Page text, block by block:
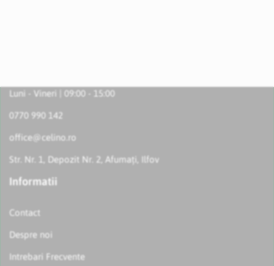
Luni - Vineri | 09:00 - 15:00
0770 990 142
office@celino.ro
Str. Nr. 1, Depozit Nr. 2, Afumați, Ilfov
Informatii
Contact
Despre noi
Intrebari Frecvente